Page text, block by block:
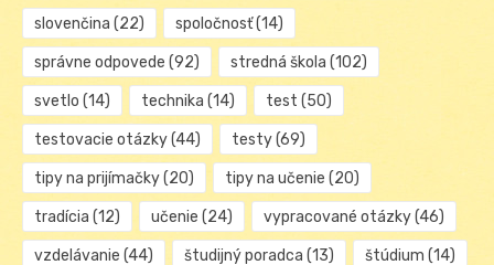
slovenčina (22) spoločnosť(14)
správne odpovede (92) stredná škola (102)
svetlo (14) technika (14) test (50)
testovacie otázky(44) testy(69)
tipy na prijímačky(20) tipy na učenie (20)
tradícia (12) učenie (24) vypracované otázky(46)
vzdelávanie (44) študijný poradca (13) štúdium (14)